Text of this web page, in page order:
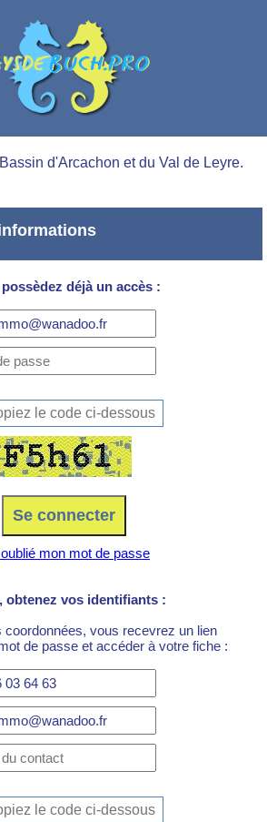
d'Arcachon et du Val de Leyre.
déjà un accès :
mon mot de passe
obtenez vos identifiants :
coordonnées, vous recevrez un lien
de passe et accéder à votre fiche :